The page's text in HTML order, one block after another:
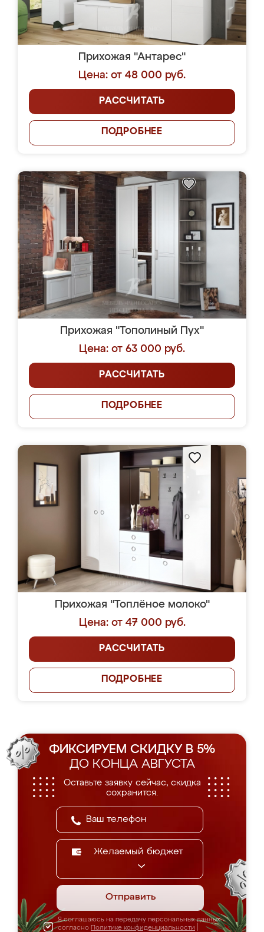
Прихожая "Антарес"
Цена: от 48 000 руб.
РАССЧИТАТЬ
ПОДРОБНЕЕ
Прихожая "Тополиный Пух"
Цена: от 63 000 руб.
РАССЧИТАТЬ
ПОДРОБНЕЕ
Прихожая "Топлёное молоко"
Цена: от 47 000 руб.
РАССЧИТАТЬ
ПОДРОБНЕЕ
ФИКСИРУЕМ СКИДКУ В 5%
ДО КОНЦА АВГУСТА
Оставьте заявку сейчас, скидка
сохранится.
Желаемый бюджет
Отправить
Я соглашаюсь на передачу персональных данных
согласно Политике конфиденциальности